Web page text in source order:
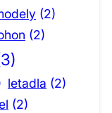
(2)
(2)
letadla (2)
(2)